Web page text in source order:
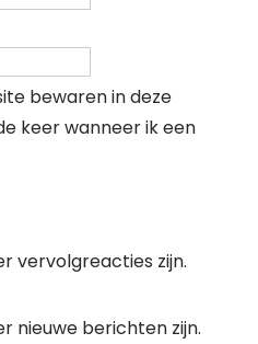
bewaren in deze
keer wanneer ik een
vervolgreacties zijn.
nieuwe berichten zijn.